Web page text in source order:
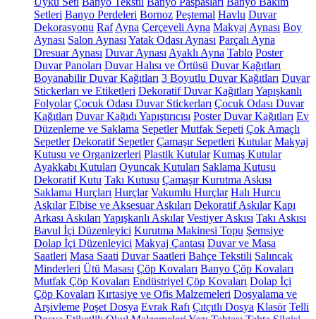
Setleri Banyo Perdeleri Bornoz Peştemal Havlu Duvar
Dekorasyonu Raf Ayna Çerçeveli Ayna Makyaj Aynası Boy
Aynası Salon Aynası Yatak Odası Aynası Parçalı Ayna
Dresuar Aynası Duvar Aynası Ayaklı Ayna Tablo Poster
Duvar Panoları Duvar Halısı ve Örtüsü Duvar Kağıtları
Boyanabilir Duvar Kağıtları 3 Boyutlu Duvar Kağıtları Duvar
Stickerları ve Etiketleri Dekoratif Duvar Kağıtları Yapışkanlı
Folyolar Çocuk Odası Duvar Stickerları Çocuk Odası Duvar
Kağıtları Duvar Kağıdı Yapıştırıcısı Poster Duvar Kağıtları Ev
Düzenleme ve Saklama Sepetler Mutfak Sepeti Çok Amaçlı
Sepetler Dekoratif Sepetler Çamaşır Sepetleri Kutular Makyaj
Kutusu ve Organizerleri Plastik Kutular Kumaş Kutular
Ayakkabı Kutuları Oyuncak Kutuları Saklama Kutusu
Dekoratif Kutu Takı Kutusu Çamaşır Kurutma Askısı
Saklama Hurçları Hurçlar Vakumlu Hurçlar Halı Hurcu
Askılar Elbise ve Aksesuar Askıları Dekoratif Askılar Kapı
Arkası Askıları Yapışkanlı Askılar Vestiyer Askısı Takı Askısı
Bavul İçi Düzenleyici Kurutma Makinesi Topu Şemsiye
Dolap İçi Düzenleyici Makyaj Çantası Duvar ve Masa
Saatleri Masa Saati Duvar Saatleri Bahçe Tekstili Salıncak
Minderleri Ütü Masası Çöp Kovaları Banyo Çöp Kovaları
Mutfak Çöp Kovaları Endüstriyel Çöp Kovaları Dolap İçi
Çöp Kovaları Kırtasiye ve Ofis Malzemeleri Dosyalama ve
Arşivleme Poşet Dosya Evrak Rafı Çıtçıtlı Dosya Klasör Telli